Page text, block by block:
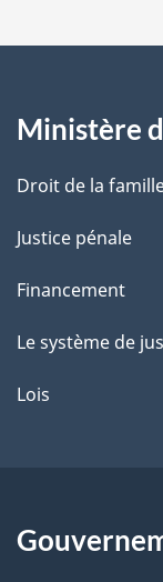
a
Ministère
Droit de la
Justice pénale
Financement
Le système de
Lois